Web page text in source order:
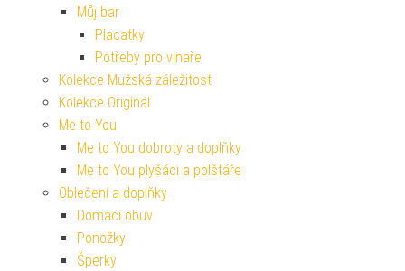
Můj bar
Placatky
Potřeby pro vinaře
Kolekce Mužská záležitost
Kolekce Originál
Me to You
Me to You dobroty a doplňky
Me to You plyšáci a polštáře
Oblečení a doplňky
Domácí obuv
Ponožky
Šperky